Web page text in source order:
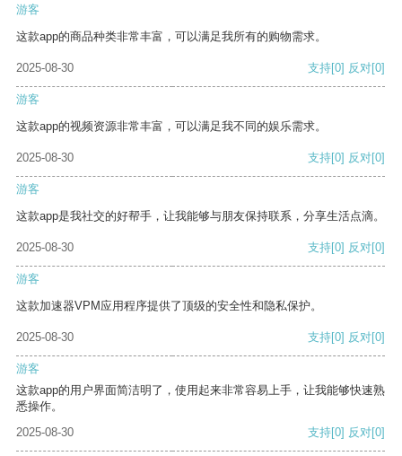
游客
这款app的商品种类非常丰富，可以满足我所有的购物需求。
2025-08-30 支持[0] 反对[0]
游客
这款app的视频资源非常丰富，可以满足我不同的娱乐需求。
2025-08-30 支持[0] 反对[0]
游客
这款app是我社交的好帮手，让我能够与朋友保持联系，分享生活点滴。
2025-08-30 支持[0] 反对[0]
游客
这款加速器VPM应用程序提供了顶级的安全性和隐私保护。
2025-08-30 支持[0] 反对[0]
游客
这款app的用户界面简洁明了，使用起来非常容易上手，让我能够快速熟
悉操作。
2025-08-30
支持[0] 反对[0]